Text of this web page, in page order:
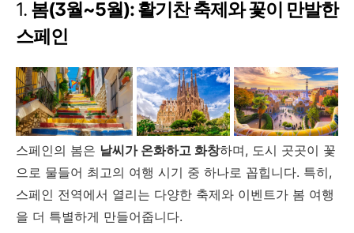
1. 봄(3월~5월): 활기찬 축제와 꽃이 만발한
스페인
스페인의 봄은 날씨가 온화하고 화창하며, 도시 곳곳이 꽃
으로 물들어 최고의 여행 시기 중 하나로 꼽힙니다. 특히,
스페인 전역에서 열리는 다양한 축제와 이벤트가 봄 여행
을 더 특별하게 만들어줍니다.